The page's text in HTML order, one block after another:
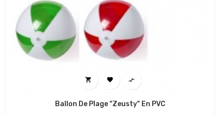
  
Ballon De Plage "Zeusty" En PVC